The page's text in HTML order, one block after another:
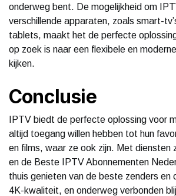
onderweg bent. De mogelijkheid om
verschillende apparaten, zoals smart-
tablets, maakt het de perfecte
op zoek is naar een flexibele en
kijken.
Conclusie
IPTV biedt de perfecte oplossing voor
altijd toegang willen hebben tot hun
en films, waar ze ook zijn. Met diensten
en de Beste IPTV Abonnementen
thuis genieten van de beste zenders en
4K-kwaliteit, en onderweg verbonden